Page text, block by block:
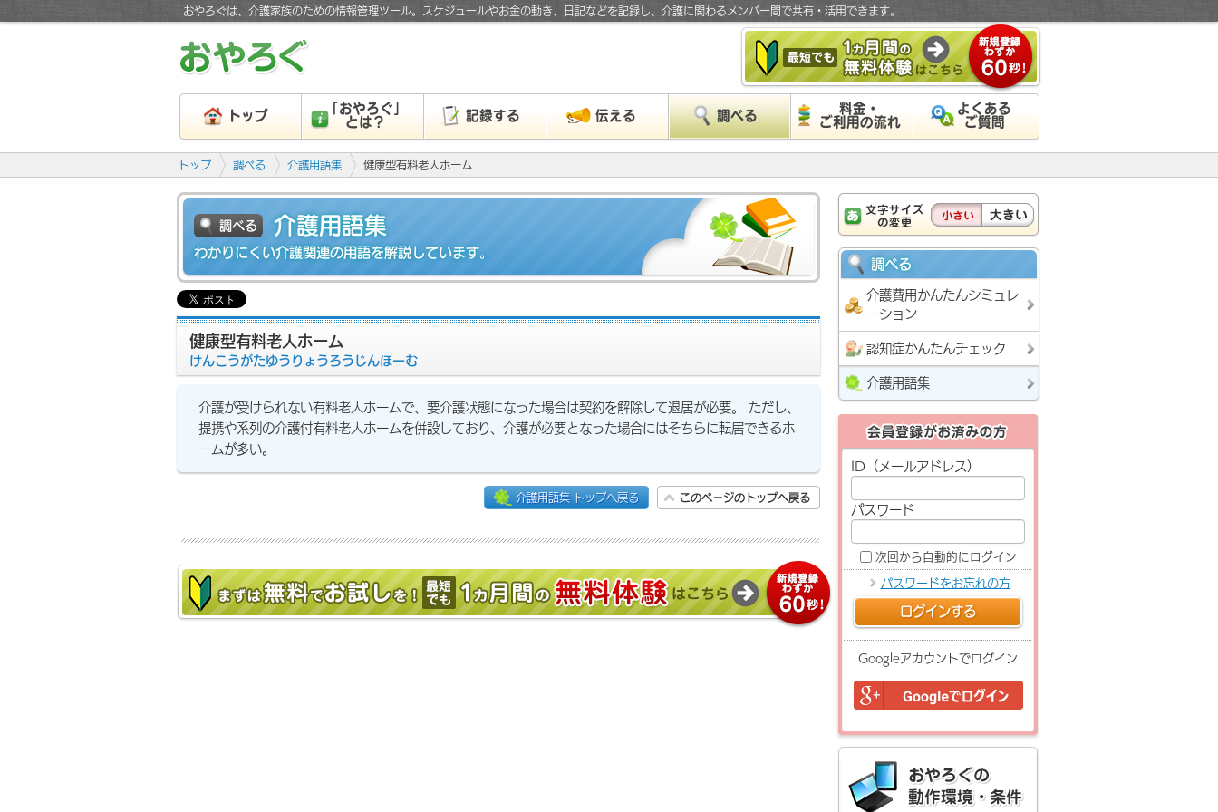
おやろぐは、介護家族のための情報管理ツール。スケジュールやお金の動き、日記などを記録し、介護に関わるメンバー間で共有・活用できます。
トップ
「おやろぐ」
とは？
記録する 伝える 調べる
料金・
ご利用の流れ
よくある
ご質問
トップ 調べる 介護用語集 健康型有料老人ホーム
調べる 介護用語集
わかりにくい介護関連の用語を解説しています。
健康型有料老人ホーム
けんこうがたゆうりょうろうじんほーむ
介護が受けられない有料老人ホームで、要介護状態になった場合は契約を解除して退居が必要。 ただし、
提携や系列の介護付有料老人ホームを併設しており、介護が必要となった場合にはそちらに転居できるホ
ームが多い。
介護用語集 トップへ戻る このページのトップへ戻る
調べる
介護費用かんたんシミュレ
ーション
認知症かんたんチェック
介護用語集
ID（メールアドレス）
パスワード
次回から自動的にログイン
パスワードをお忘れの方
ログインする
Googleアカウントでログイン